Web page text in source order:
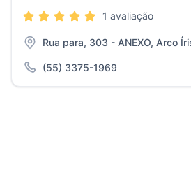
1 avaliação
Rua para, 303 - ANEXO, Arco
(55) 3375-1969